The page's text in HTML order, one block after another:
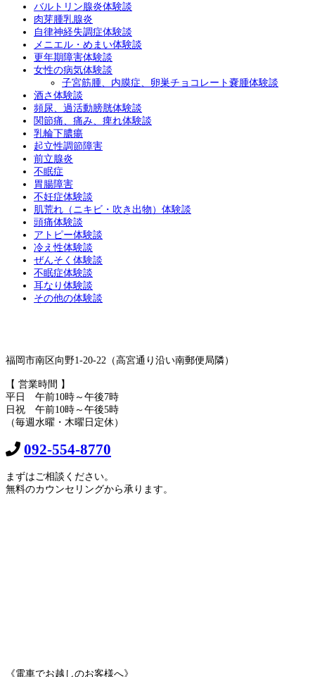
バルトリン腺炎体験談
肉芽腫乳腺炎
自律神経失調症体験談
メニエル・めまい体験談
更年期障害体験談
女性の病気体験談
子宮筋腫、内膜症、卵巣チョコレート嚢腫体験談
酒さ体験談
頻尿、過活動膀胱体験談
関節痛、痛み、痺れ体験談
乳輪下膿瘍
起立性調節障害
前立腺炎
不眠症
胃腸障害
不妊症体験談
肌荒れ（ニキビ・吹き出物）体験談
頭痛体験談
アトピー体験談
冷え性体験談
ぜんそく体験談
不眠症体験談
耳なり体験談
その他の体験談
福岡市南区向野1-20-22（高宮通り沿い南郵便局隣）
【 営業時間 】
平日 午前10時～午後7時
日祝 午前10時～午後5時
（毎週水曜・木曜日定休）
092-554-8770
まずはご相談ください。
無料のカウンセリングから承ります。
《電車でお越しのお客様へ》